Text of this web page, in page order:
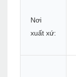
Nơi
xuất xứ: